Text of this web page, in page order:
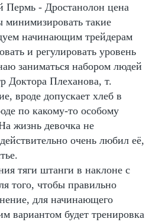
Пермь - Дростанолон цена
такие
начинающим трейдерам
и регулировать уровень
заниматься набором людей
Доктора Плеханова, т.
вроде допускает хлеб в
по какому-то особому
жизнь девочка не
очень любил её,
тяги штанги в наклоне с
того, чтобы правильно
для начинающего
вариантом будет тренировка